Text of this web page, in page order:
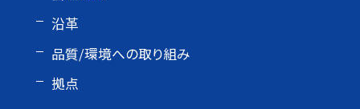
沿革
品質/環境への取り組み
拠点